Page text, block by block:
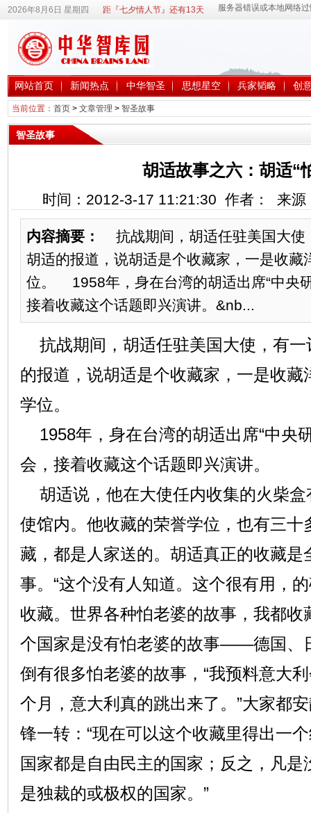
2026年8月6日 星期四 距『七夕情人节』还有13天
网站首页 新闻热点 中华智圣 思想星空 兵家韬略 创
当前位置： 首页> 文章管理 > 智圣故事
智圣故事
胡适故事之六：胡适“
时间：2012-3-17 11:21:30 作者： 来
内容摘要：
抗战期间，胡适任驻美国大使
胡适的报道，说胡适是个收藏家，一是收藏
位。 1958年，身在台湾的胡适出席“中央
接着收藏这个话题即兴演讲。&nb...
抗战期间，胡适任驻美国大使，有一
的报道，说胡适是个收藏家，一是收藏
学位。
1958年，身在台湾的胡适出席“中央
会，接着收藏这个话题即兴演讲。
胡适说，他在大使任内收集的火柴盒
使馆内。他收藏的荣誉学位，也有三十
藏，都是人家送的。胡适真正的收藏是
事。“这个没有人知道。这个很有用，
收藏。世界各种怕老婆的故事，我都收
个国家是没有怕老婆的故事——德国、
倒有很多怕老婆的故事，“我预料意大
个月，意大利真的跳出来了。”大家都
锋一转：“现在可以这个收藏里得出一
国家都是自由民主的国家；反之，凡
是独裁的或极权的国家。”